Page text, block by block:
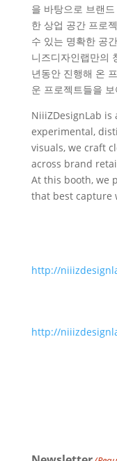
을 바탕으로 브랜
한 상업 공간 프로
수 있는 명확한 공
니즈디자인랩만의
년동안 진행해 온
운 프로젝트들을
NiiiZDesignLab
experimental,
visuals, we craft
across brand
At this booth, we
that best capture
http://
http://